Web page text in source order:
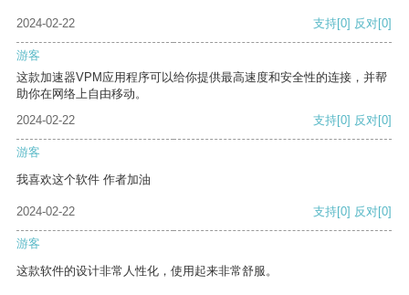
2024-02-22 支持[0] 反对[0]
游客
这款加速器VPM应用程序可以给你提供最高速度和安全性的连接，并帮
助你在网络上自由移动。
2024-02-22
支持[0] 反对[0]
游客
我喜欢这个软件 作者加油
2024-02-22 支持[0] 反对[0]
游客
这款软件的设计非常人性化，使用起来非常舒服。